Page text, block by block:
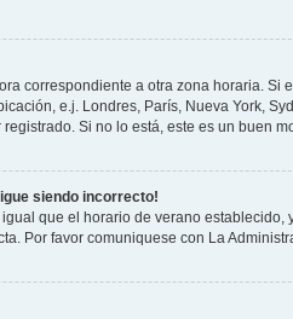
correspondiente a otra zona horaria. Si
e.j. Londres, París, Nueva York,
Si no lo está, este es un buen
siendo incorrecto!
que el horario de verano establecido,
Por favor comuniquese con La